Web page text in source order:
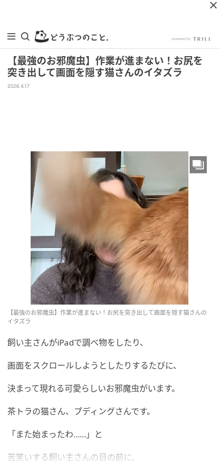
【最強のお邪魔虫】作業が進まない！お尻を
突き出して画面を隠す猫さんのイタズラ
2026.4.17
【最強のお邪魔虫】作業が進まない！お尻を突き出して画面を隠す猫さんの
イタズラ
飼い主さんがiPadで調べ物をしたり、
画面をスクロールしようとしたりするたびに、
決まって現れる可愛らしいお邪魔虫がいます。
茶トラの猫さん、プディングさんです。
「また始まったわ……」と
苦笑いする飼い主さんの目の前に、